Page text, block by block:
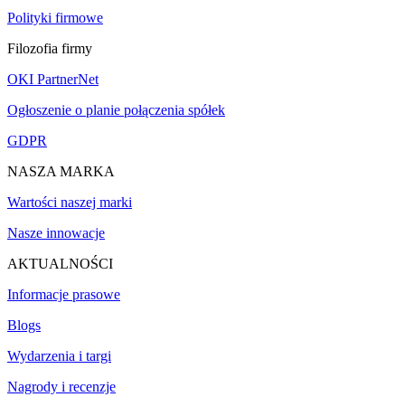
Polityki firmowe
Filozofia firmy
OKI PartnerNet
Ogłoszenie o planie połączenia spółek
GDPR
NASZA MARKA
Wartości naszej marki
Nasze innowacje
AKTUALNOŚCI
Informacje prasowe
Blogs
Wydarzenia i targi
Nagrody i recenzje